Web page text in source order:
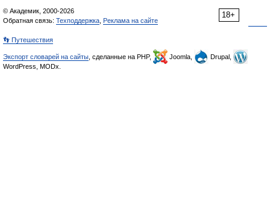
18+
© Академик, 2000-2026
Обратная связь: Техподдержка Реклама на сайте
👣 Путешествия
Экспорт словарей на сайты , сделанные на PHP, Joomla,
Drupal,
WordPress, MODx.